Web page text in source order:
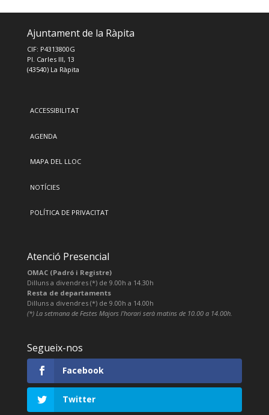
Ajuntament de la Ràpita
CIF: P4313800G
Pl. Carles III, 13
(43540) La Ràpita
ACCESSIBILITAT
AGENDA
MAPA DEL LLOC
NOTÍCIES
POLÍTICA DE PRIVACITAT
Atenció Presencial
OMAC (Padró i Registre)
Dilluns a divendres (*) de 9.00h a 14.30h
Resta de departaments
Dilluns a divendres (*) de 9.00h a 14.00h
(*) La setmana de Festes Majors l’horari serà matins de 10.00 a 14.00h.
Segueix-nos
Facebook
Twitter